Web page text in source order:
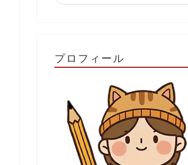
プロフィール